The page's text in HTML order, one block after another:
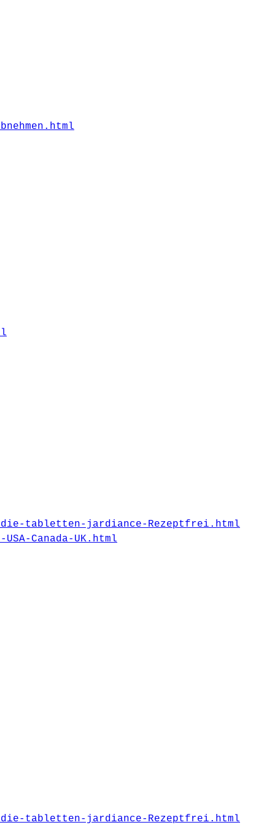
tabletten-jardiance-Rezeptfrei.html
Canada-UK.html
tabletten-jardiance-Rezeptfrei.html